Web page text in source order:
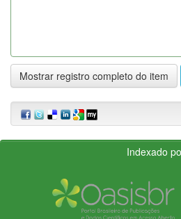
Mostrar registro completo do item
Indexado